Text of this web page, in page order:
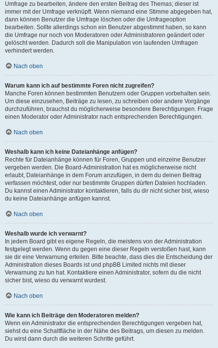
Umfrage zu bearbeiten, ändere den ersten Beitrag des Themas; dieser ist
immer mit der Umfrage verknüpft. Wenn niemand eine Stimme abgegeben hat,
dann können Benutzer die Umfrage löschen oder die Umfrageoption
bearbeiten. Sollte allerdings schon ein Benutzer abgestimmt haben, so kann
die Umfrage nur noch von Moderatoren oder Administratoren geändert oder
gelöscht werden. Dadurch soll die Manipulation von laufenden Umfragen
verhindert werden.
Nach oben
Warum kann ich auf bestimmte Foren nicht zugreifen?
Manche Foren können bestimmten Benutzern oder Gruppen vorbehalten sein.
Um diese einzusehen, Beiträge zu lesen, zu schreiben oder andere Vorgänge
durchzuführen, brauchst du möglicherweise besondere Berechtigungen. Frage
einen Moderator oder Administrator nach entsprechenden Berechtigungen.
Nach oben
Weshalb kann ich keine Dateianhänge anfügen?
Rechte für Dateianhänge können für Foren, Gruppen und einzelne Benutzer
vergeben werden. Die Board-Administration hat es möglicherweise nicht
erlaubt, Dateianhänge in dem Forum anzufügen, in dem du deinen Beitrag
verfassen möchtest, oder nur bestimmte Gruppen dürfen Dateien hochladen.
Du kannst einen Administrator kontaktieren, falls du dir nicht sicher bist, wieso
du keine Dateianhänge anfügen kannst.
Nach oben
Weshalb wurde ich verwarnt?
In jedem Board gibt es eigene Regeln, die meistens von der Administration
festgelegt werden. Wenn du gegen eine dieser Regeln verstoßen hast, kann
sie dir eine Verwarnung erteilen. Bitte beachte, dass dies die Entscheidung der
Administration dieses Boards ist und phpBB Limited nichts mit dieser
Verwarnung zu tun hat. Kontaktiere einen Administrator, sofern du die nicht
sicher bist, wieso du verwarnt wurdest.
Nach oben
Wie kann ich Beiträge den Moderatoren melden?
Wenn ein Administrator die entsprechenden Berechtigungen vergeben hat,
siehst du eine Schaltfläche in der Nähe des Beitrags, um diesen zu melden.
Du wirst dann durch die weiteren Schritte geführt.